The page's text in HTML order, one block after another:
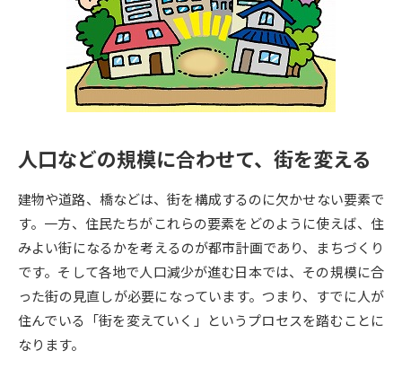
留学・進学関連、塾・予備校
大学入学共通テスト「受験案
内」の請求
大学入学共通テスト「受験上の
配慮案内」の請求
高等学校卒業程度認定試験
高等学校（情報）教員資格認定
大学研究 大学検索
大学で学べる内容や特徴を調べる
人口などの規模に合わせて、街を変える
建物や道路、橋などは、街を構成するのに欠かせない要素で
す。一方、住民たちがこれらの要素をどのように使えば、住
みよい街になるかを考えるのが都市計画であり、まちづくり
です。そして各地で人口減少が進む日本では、その規模に合
った街の見直しが必要になっています。つまり、すでに人が
住んでいる「街を変えていく」というプロセスを踏むことに
なります。